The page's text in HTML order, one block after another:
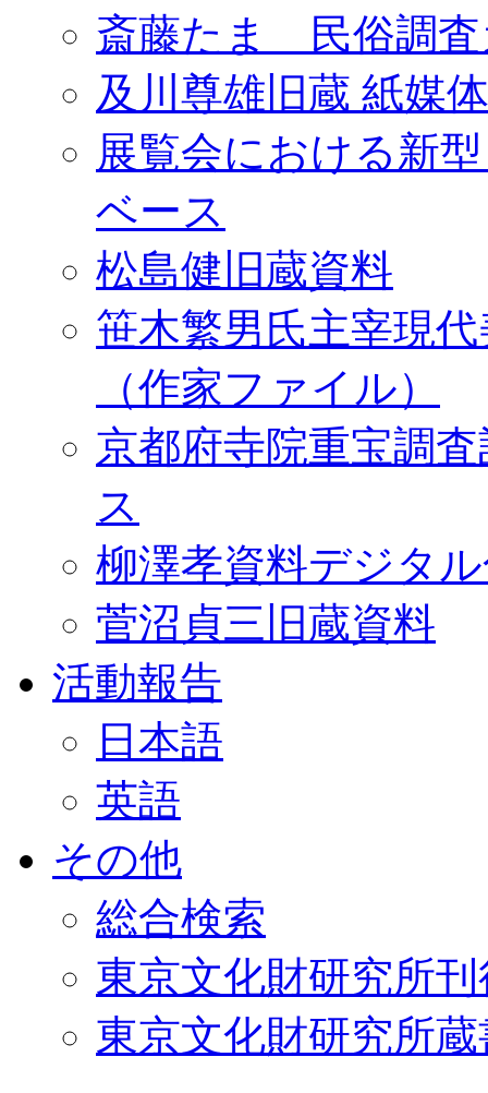
斎藤たま 民俗調査
及川尊雄旧蔵 紙媒
展覧会における新
ベース
松島健旧蔵資料
笹木繁男氏主宰現
（作家ファイル）
京都府寺院重宝調
ス
柳澤孝資料デジタ
菅沼貞三旧蔵資料
活動報告
日本語
英語
その他
総合検索
東京文化財研究所
東京文化財研究所